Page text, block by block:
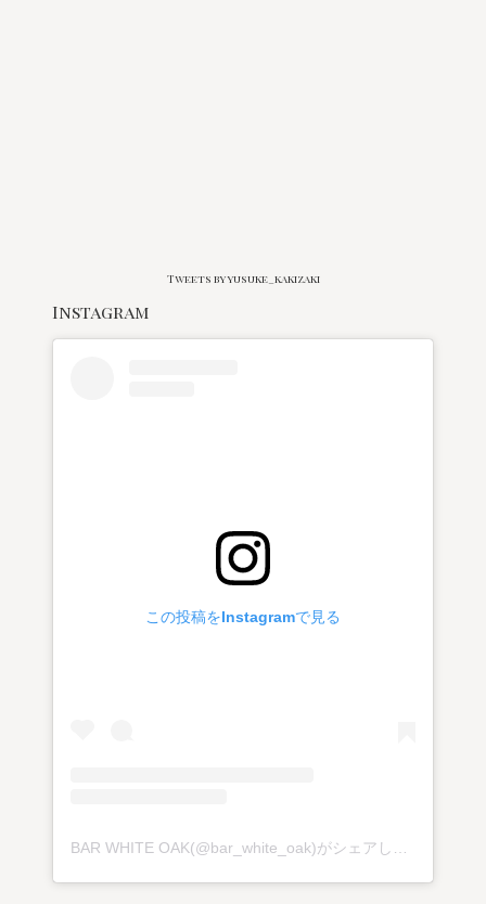
Tweets by yusuke_kakizaki
Instagram
この投稿をInstagramで見る
BAR WHITE OAK(@bar_white_oak)がシェアした投稿